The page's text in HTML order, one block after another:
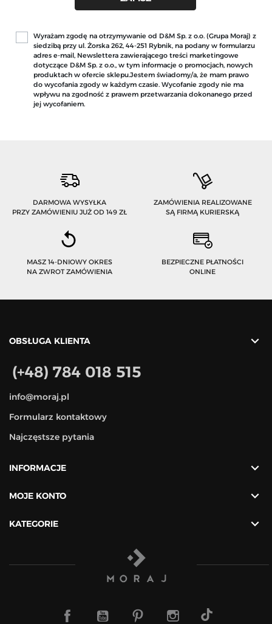
Wyrażam zgodę na otrzymywanie od D&M Sp. z o.o. (Grupa Moraj) z
siedzibą przy ul. Żorska 262, 44-251 Rybnik, na podany w formularzu
adres e-mail, Newslettera zawierającego treści marketingowe
dotyczące D&M Sp. z o.o., w tym informacje o promocjach, nowych
produktach w ofercie sklepu.Jestem świadomy/a, że mam prawo
do wycofania zgody w każdym czasie. Wycofanie zgody nie ma
wpływu na zgodność z prawem przetwarzania dokonanego przed
jej wycofaniem.
DARMOWA WYSYŁKA
PRZY ZAMÓWIENIU JUŻ OD 149 ZŁ
ZAMÓWIENIA REALIZOWANE
SĄ FIRMĄ KURIERSKĄ
MASZ 14-DNIOWY OKRES
NA ZWROT ZAMÓWIENIA
BEZPIECZNE PŁATNOŚCI
ONLINE
OBSŁUGA KLIENTA 
(+48) 784 018 515
info@moraj.pl
Formularz kontaktowy
Najczęstsze pytania
INFORMACJE 
MOJE KONTO 
KATEGORIE 